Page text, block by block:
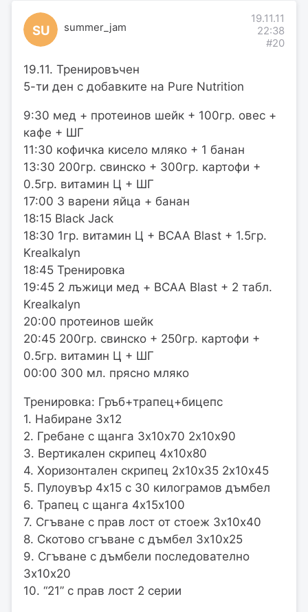
SU summer_jam
19.11.11
22:38
#20
19.11. Тренировъчен
5-ти ден с добавките на Pure Nutrition
9:30 мед + протеинов шейк + 100гр. овес +
кафе + ШГ
11:30 кофичка кисело мляко + 1 банан
13:30 200гр. свинско + 300гр. картофи +
0.5гр. витамин Ц + ШГ
17:00 3 варени яйца + банан
18:15 Black Jack
18:30 1гр. витамин Ц + BCAA Blast + 1.5гр.
Krealkalyn
18:45 Тренировка
19:45 2 лъжици мед + BCAA Blast + 2 табл.
Krealkalyn
20:00 протеинов шейк
20:45 200гр. свинско + 250гр. картофи +
0.5гр. витамин Ц + ШГ
00:00 300 мл. прясно мляко
Тренировка: Гръб+трапец+бицепс
1. Набиране 3х12
2. Гребане с щанга 3х10х70 2х10х90
3. Вертикален скрипец 4х10х80
4. Хоризонтален скрипец 2х10х35 2х10х45
5. Пулоувър 4х15 с 30 килограмов дъмбел
6. Трапец с щанга 4х15х100
7. Сгъване с прав лост от стоеж 3х10х40
8. Скотово сгъване с дъмбел 3х10х25
9. Сгъване с дъмбели последователно
3х10х20
10. “21” с прав лост 2 серии